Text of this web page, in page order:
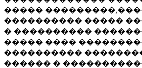
�����
���������� �����
� ����������
����� ����
����������
������ �